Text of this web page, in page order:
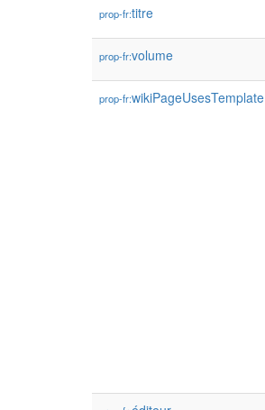
prop-fr:titre
prop-fr:volume
prop-fr:wikiPageUsesTemplate